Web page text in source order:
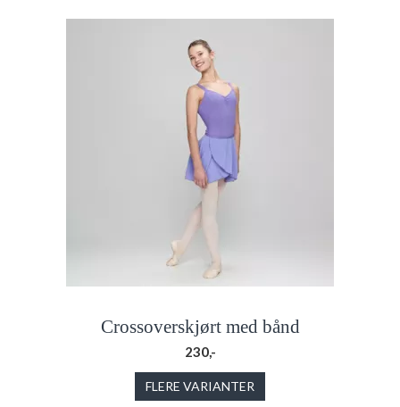
Crossoverskjørt med bånd
230,-
FLERE VARIANTER